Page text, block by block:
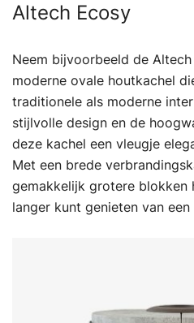
Altech Ecosy
Neem bijvoorbeeld de
moderne ovale houtkachel
traditionele als moderne
stijlvolle design en de
deze kachel een vleugje
Met een brede
gemakkelijk grotere blokken
langer kunt genieten van